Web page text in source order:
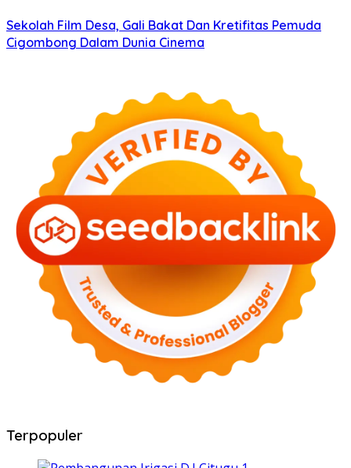
Sekolah Film Desa, Gali Bakat Dan Kretifitas Pemuda
Cigombong Dalam Dunia Cinema
Terpopuler